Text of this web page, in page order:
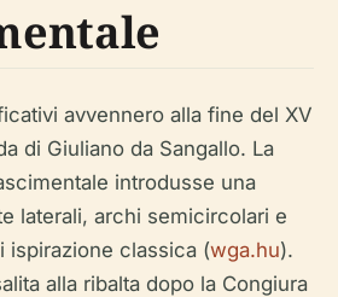
avvennero alla fine del XV
di Giuliano da Sangallo. La
introdusse una
laterali, archi semicircolari e
ispirazione classica (wga.hu).
alla ribalta dopo la Congiura